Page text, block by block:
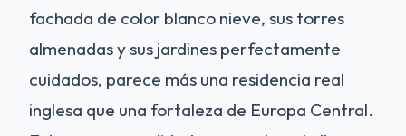
fachada de color blanco nieve, sus torres
almenadas y sus jardines perfectamente
cuidados, parece más una residencia real
inglesa que una fortaleza de Europa Central.